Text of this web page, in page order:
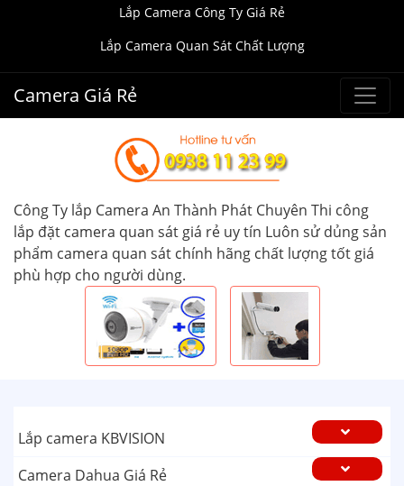
Lắp Camera Công Ty Giá Rẻ
Lắp Camera Quan Sát Chất Lượng
Camera Giá Rẻ
Công Ty lắp Camera An Thành Phát Chuyên Thi công
lắp đặt camera quan sát giá rẻ uy tín Luôn sử dủng sản
phẩm camera quan sát chính hãng chất lượng tốt giá
phù hợp cho người dùng.
Lắp camera KBVISION
Camera Dahua Giá Rẻ